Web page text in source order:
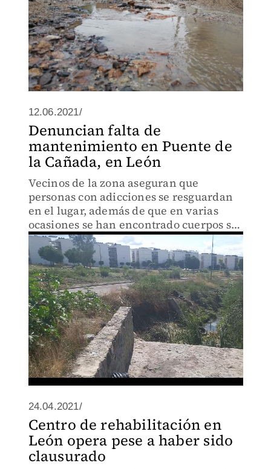
12.06.2021/
Denuncian falta de
mantenimiento en Puente de
la Cañada, en León
Vecinos de la zona aseguran que
personas con adicciones se resguardan
en el lugar, además de que en varias
ocasiones se han encontrado cuerpos sin
vida.
24.04.2021/
Centro de rehabilitación en
León opera pese a haber sido
clausurado